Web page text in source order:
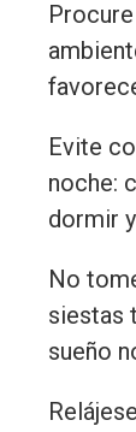
Evite
noche:
dormir
No
siestas
sueño